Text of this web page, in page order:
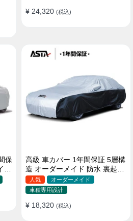
ィカバー
¥ 24,320 (税込)
保
高級 車カバー 1年間保証 5層構
造 オーダーメイド 防水 裏起毛
台風対策 黄砂対策 車種専用
人気
オーダーメイド
車種専用設計
¥ 18,320 (税込)